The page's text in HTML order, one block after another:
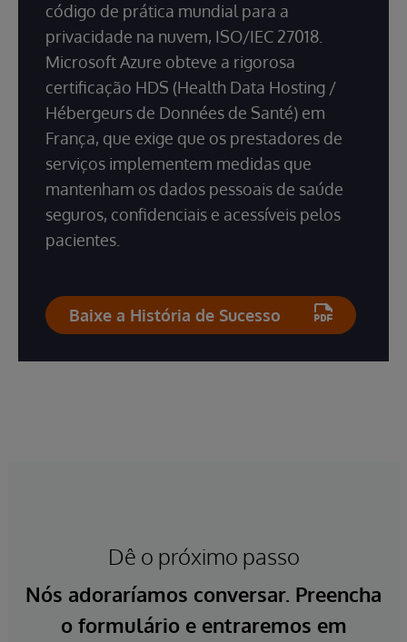
código de prática mundial para a
privacidade na nuvem, ISO/IEC 27018.
Microsoft Azure obteve a rigorosa
certificação HDS (Health Data Hosting /
Hébergeurs de Données de Santé) em
França, que exige que os prestadores de
serviços implementem medidas que
mantenham os dados pessoais de saúde
seguros, confidenciais e acessíveis pelos
pacientes.
Baixe a História de Sucesso
Dê o próximo passo
Nós adoraríamos conversar. Preencha
o formulário e entraremos em